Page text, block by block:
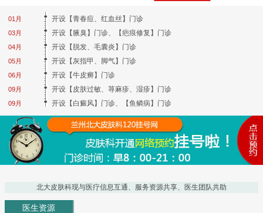
01月
03月
04月
05月
06月
09月
09月
开设【青春痘、红血丝】门诊
开设【腋臭】门诊、【疤痕修复】门诊
开设【脱发、毛囊炎】门诊
开设【灰指甲、脚气】门诊
开设【牛皮癣】门诊
开设【皮肤过敏、荨麻疹、湿疹】门诊
开设【白癜风】门诊、【鱼鳞病】门诊
北大皮肤科现与医疗信息互通、服务资源共享、医生团队共助
医生资源